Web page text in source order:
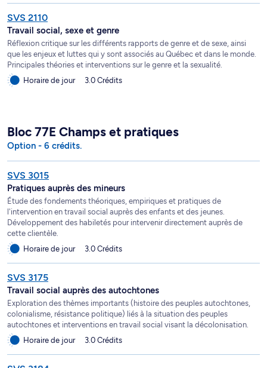
SVS 2110
Travail social, sexe et genre
Réflexion critique sur les différents rapports de genre et de sexe, ainsi
que les enjeux et luttes qui y sont associés au Québec et dans le monde.
Principales théories et interventions sur le genre et la sexualité.
Horaire de jour
3.0 Crédits
Bloc 77E Champs et pratiques
Option - 6 crédits.
SVS 3015
Pratiques auprès des mineurs
Étude des fondements théoriques, empiriques et pratiques de
l'intervention en travail social auprès des enfants et des jeunes.
Développement des habiletés pour intervenir directement auprès de
cette clientèle.
Horaire de jour
3.0 Crédits
SVS 3175
Travail social auprès des autochtones
Exploration des thèmes importants (histoire des peuples autochtones,
colonialisme, résistance politique) liés à la situation des peuples
autochtones et interventions en travail social visant la décolonisation.
Horaire de jour
3.0 Crédits